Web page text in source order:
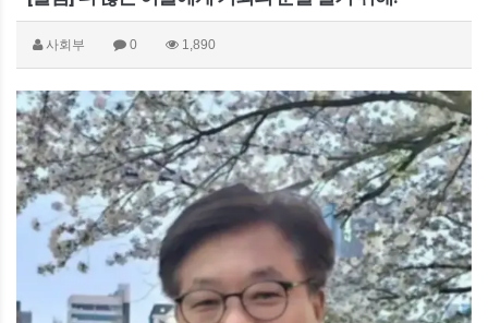
사회부 0 1,890